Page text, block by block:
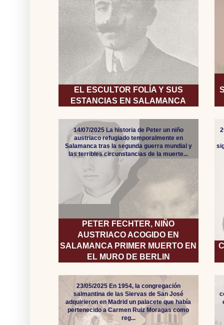
EL ESCULTOR FOLÍA Y SUS
ESTANCIAS EN SALAMANCA
PETER FECHTER, NIÑO
AUSTRIACO ACOGIDO EN
SALAMANCA PRIMER MUERTO EN
EL MURO DE BERLIN
14/07/2025 La historia de Peter un niño
austriaco refugiado temporalmente en
Salamanca tras la segunda guerra mundial y
las terribles circunstancias de la muerte...
23/05/2025 En 1954, la congregación
salmantina de las Siervas de San José
adquirieron en Madrid un palacete que había
pertenecido a Carmen Ruiz Moragas como
reg...